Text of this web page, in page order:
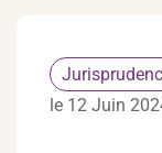
le 12 Juin